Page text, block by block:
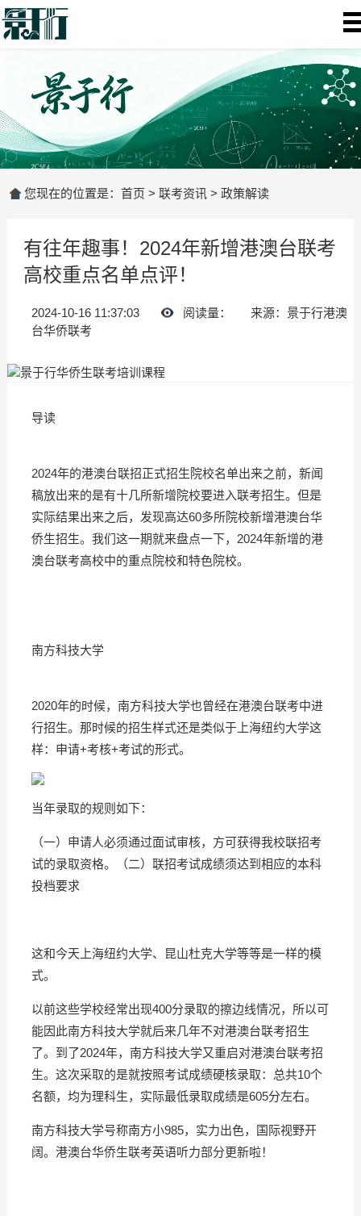
您现在的位置是： 首页 > 联考资讯 > 政策解读
有往年趣事！2024年新增港澳台联考
高校重点名单点评！
2024-10-16 11:37:03 阅读量：
来源：景于行港澳
台华侨联考
导读
2024年的港澳台联招正式招生院校名单出来之前，新闻
稿放出来的是有十几所新增院校要进入联考招生。但是
实际结果出来之后，发现高达60多所院校新增港澳台华
侨生招生。我们这一期就来盘点一下，2024年新增的港
澳台联考高校中的重点院校和特色院校。
南方科技大学
2020年的时候，南方科技大学也曾经在港澳台联考中进
行招生。那时候的招生样式还是类似于上海纽约大学这
样：申请+考核+考试的形式。
当年录取的规则如下：
（一）申请人必须通过面试审核，方可获得我校联招考
试的录取资格。（二）联招考试成绩须达到相应的本科
投档要求
这和今天上海纽约大学、昆山杜克大学等等是一样的模
式。
以前这些学校经常出现400分录取的擦边线情况，所以可
能因此南方科技大学就后来几年不对港澳台联考招生
了。到了2024年，南方科技大学又重启对港澳台联考招
生。这次采取的是就按照考试成绩硬核录取：总共10个
名额，均为理科生，实际最低录取成绩是605分左右。
南方科技大学号称南方小985，实力出色，国际视野开
阔。港澳台华侨生联考英语听力部分更新啦！